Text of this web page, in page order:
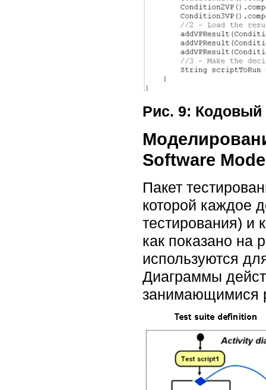
Рис. 9: Кодовый
Software
Пакет
которой каждое
тестирования) и
как показано на
используются
Диаграммы
занимающимися